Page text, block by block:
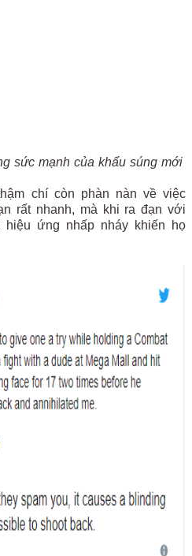
sức mạnh của khẩu súng mới
chí còn phàn nàn về việc
rất nhanh, mà khi ra đạn với
ứng nhấp nháy khiến họ